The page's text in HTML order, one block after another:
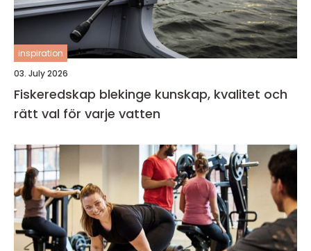
inspiration
03. July 2026
Fiskeredskap blekinge kunskap, kvalitet och
rätt val för varje vatten